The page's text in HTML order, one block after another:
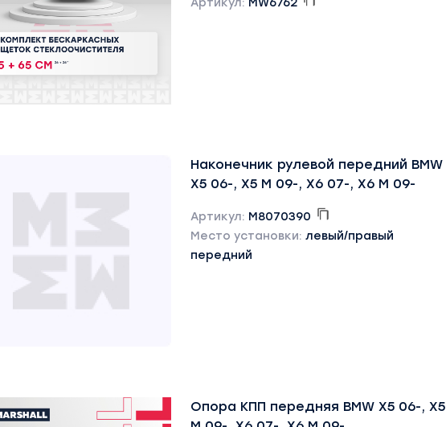
Артикул: MW6762
Наконечник рулевой передний BMW
X5 06-, X5 M 09-, X6 07-, X6 M 09-
Артикул: M8070390
Место установки: левый/правый
передний
Опора КПП передняя BMW X5 06-, X5